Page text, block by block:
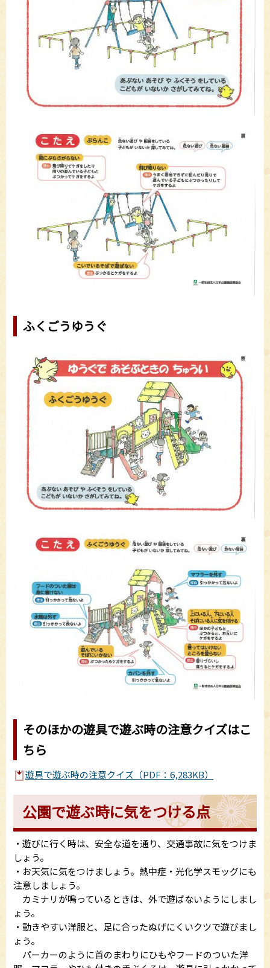
ふくごうゆうぐ
そのほかの遊具で遊ぶ時の注意クイズはこ
ちら
遊具で遊ぶ時の注意クイズ（PDF：6,283KB）
公園で遊ぶ時に気をつける点
・遊びに行く時は、安全な道を通り、交通事故に気をつけま
しょう。
・お天気に気をつけましょう。熱中症・光化学スモッグにも
注意しましょう。
カミナリが鳴っているときは、外で遊ばないようにしまし
ょう。
・動きやすい洋服と、足に合ったぬげにくいクツで遊びまし
ょう。
パーカーのように首のまわりにひもやフードのついた洋